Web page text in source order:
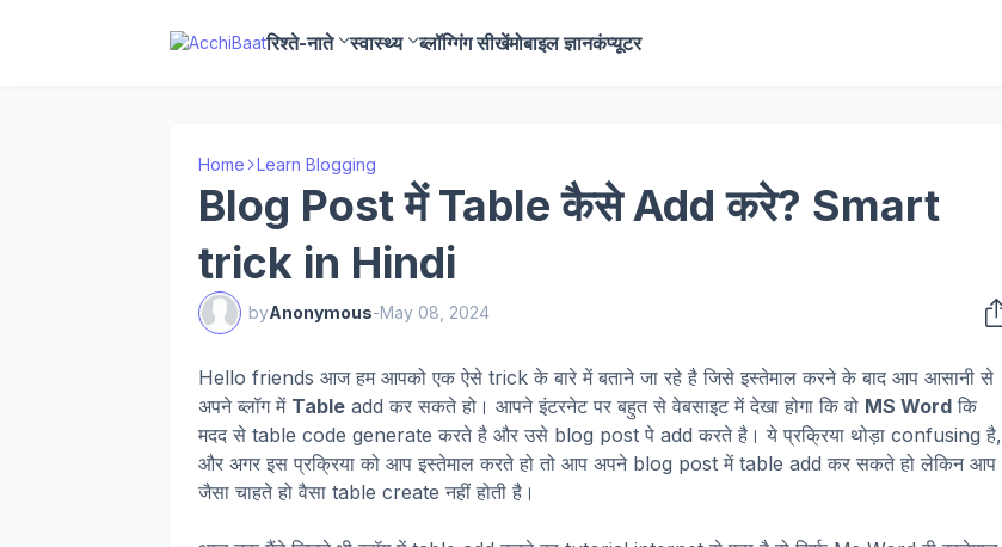
रिश्ते-नाते स्वास्थ्य ब्लॉग्गिंग सीखेंमोबाइल ज्ञानकंप्यूटर
Home Learn Blogging
Blog Post में Table कैसे Add करे? Smart
trick in Hindi
byAnonymous-May 08, 2024
Hello friends आज हम आपको एक ऐसे trick के बारे में बताने जा रहे है जिसे इस्तेमाल करने के बाद आप आसानी से
अपने ब्लॉग में Table add कर सकते हो। आपने इंटरनेट पर बहुत से वेबसाइट में देखा होगा कि वो MS Word कि
मदद से table code generate करते है और उसे blog post पे add करते है। ये प्रक्रिया थोड़ा confusing है,
और अगर इस प्रक्रिया को आप इस्तेमाल करते हो तो आप अपने blog post में table add कर सकते हो लेकिन आप
जैसा चाहते हो वैसा table create नहीं होती है।